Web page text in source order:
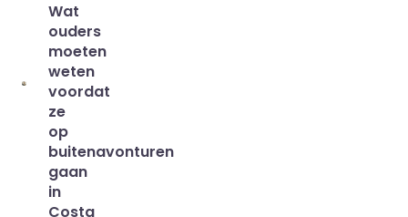
Wat
ouders
moeten
weten
voordat
ze
op
buitenavonturen
gaan
in
Costa